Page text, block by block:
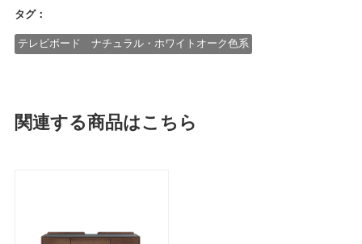
タグ：
テレビボード ナチュラル・ホワイトオーク色系
関連する商品はこちら